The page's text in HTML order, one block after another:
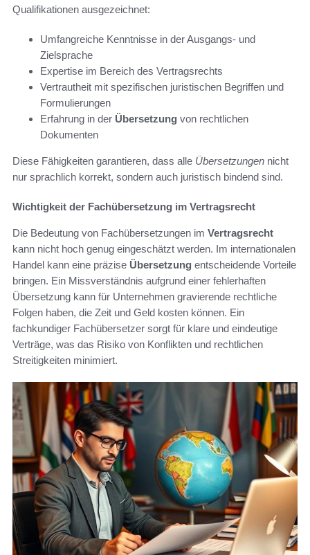
Qualifikationen ausgezeichnet:
Umfangreiche Kenntnisse in der Ausgangs- und
Zielsprache
Expertise im Bereich des Vertragsrechts
Vertrautheit mit spezifischen juristischen Begriffen und
Formulierungen
Erfahrung in der Übersetzung von rechtlichen
Dokumenten
Diese Fähigkeiten garantieren, dass alle Übersetzungen nicht
nur sprachlich korrekt, sondern auch juristisch bindend sind.
Wichtigkeit der Fachübersetzung im Vertragsrecht
Die Bedeutung von Fachübersetzungen im Vertragsrecht
kann nicht hoch genug eingeschätzt werden. Im internationalen
Handel kann eine präzise Übersetzung entscheidende Vorteile
bringen. Ein Missverständnis aufgrund einer fehlerhaften
Übersetzung kann für Unternehmen gravierende rechtliche
Folgen haben, die Zeit und Geld kosten können. Ein
fachkundiger Fachübersetzer sorgt für klare und eindeutige
Verträge, was das Risiko von Konflikten und rechtlichen
Streitigkeiten minimiert.